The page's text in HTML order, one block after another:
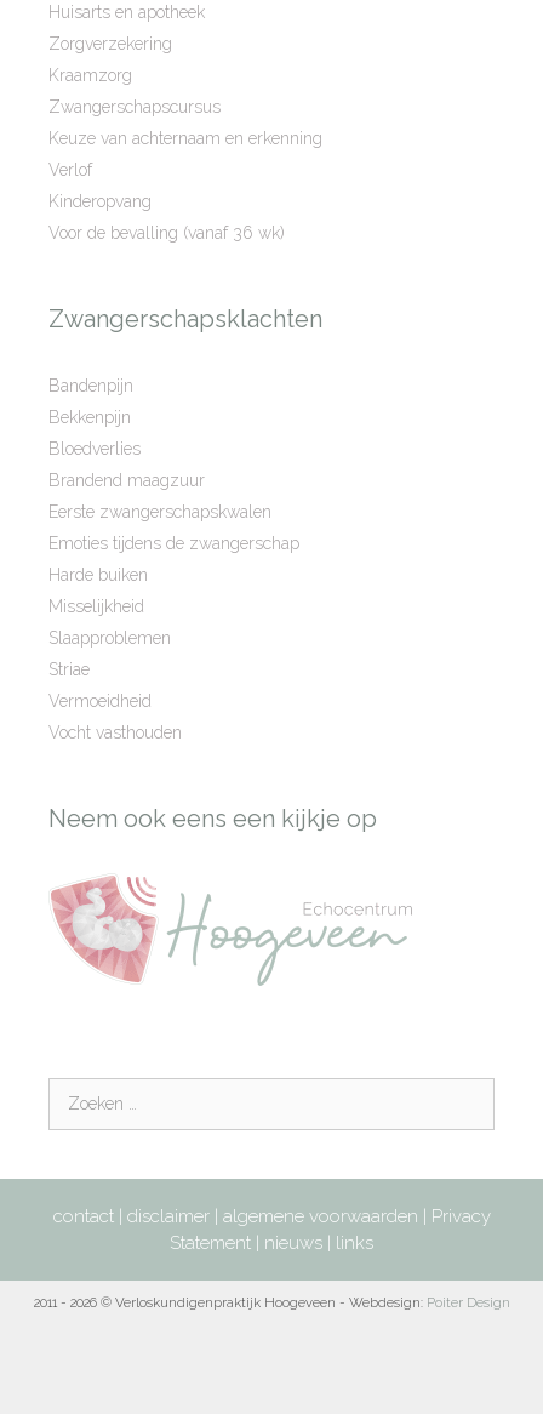
Huisarts en apotheek
Zorgverzekering
Kraamzorg
Zwangerschapscursus
Keuze van achternaam en erkenning
Verlof
Kinderopvang
Voor de bevalling (vanaf 36 wk)
Zwangerschapsklachten
Bandenpijn
Bekkenpijn
Bloedverlies
Brandend maagzuur
Eerste zwangerschapskwalen
Emoties tijdens de zwangerschap
Harde buiken
Misselijkheid
Slaapproblemen
Striae
Vermoeidheid
Vocht vasthouden
Neem ook eens een kijkje op
contact| disclaimer| algemene voorwaarden | Privacy
Statement | nieuws | links
2011 - 2026 © Verloskundigenpraktijk Hoogeveen - Webdesign: Poiter Design